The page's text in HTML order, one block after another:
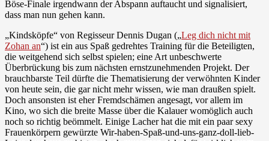
Böse-Finale irgendwann der Abspann auftaucht und signalisiert,
dass man nun gehen kann.
„Kindsköpfe“ von Regisseur Dennis Dugan („Leg dich nicht mit
Zohan an“) ist ein aus Spaß gedrehtes Training für die Beteiligten,
die weitgehend sich selbst spielen; eine Art unbeschwerte
Überbrückung bis zum nächsten ernstzunehmenden Projekt. Der
brauchbarste Teil dürfte die Thematisierung der verwöhnten Kinder
von heute sein, die gar nicht mehr wissen, wie man draußen spielt.
Doch ansonsten ist eher Fremdschämen angesagt, vor allem im
Kino, wo sich die breite Masse über die Kalauer womöglich auch
noch so richtig beömmelt. Einige Lacher hat die mit ein paar sexy
Frauenkörpern gewürzte Wir-haben-Spaß-und-uns-ganz-doll-lieb-